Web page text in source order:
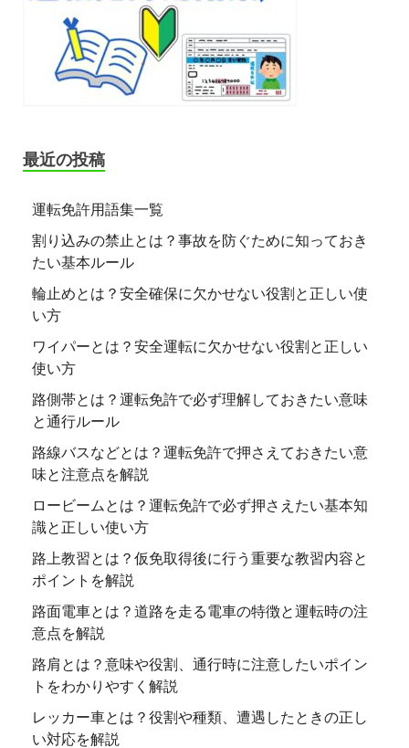
最近の投稿
運転免許用語集一覧
割り込みの禁止とは？事故を防ぐために知っておき
たい基本ルール
輪止めとは？安全確保に欠かせない役割と正しい使
い方
ワイパーとは？安全運転に欠かせない役割と正しい
使い方
路側帯とは？運転免許で必ず理解しておきたい意味
と通行ルール
路線バスなどとは？運転免許で押さえておきたい意
味と注意点を解説
ロービームとは？運転免許で必ず押さえたい基本知
識と正しい使い方
路上教習とは？仮免取得後に行う重要な教習内容と
ポイントを解説
路面電車とは？道路を走る電車の特徴と運転時の注
意点を解説
路肩とは？意味や役割、通行時に注意したいポイン
トをわかりやすく解説
レッカー車とは？役割や種類、遭遇したときの正し
い対応を解説